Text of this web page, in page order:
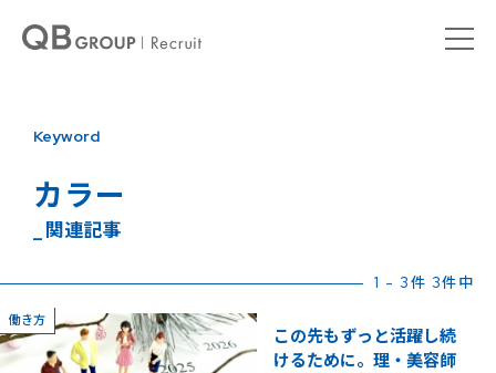
Keyword
カラー
_ 関連記事
1 - 3件 3件中
働き方
この先もずっと活躍し続
けるために。理・美容師